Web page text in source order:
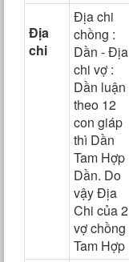
Địa
chi
Địa chi
chồng :
Dần - Địa
chi vợ :
Dần luận
theo 12
con giáp
thì Dần
Tam Hợp
Dần. Do
vậy Địa
Chi của 2
vợ chồng
Tam Hợp